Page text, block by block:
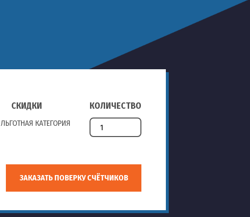
СКИДКИ
ЛЬГОТНАЯ КАТЕГОРИЯ
КОЛИЧЕСТВО
ЗАКАЗАТЬ ПОВЕРКУ СЧЁТЧИКОВ